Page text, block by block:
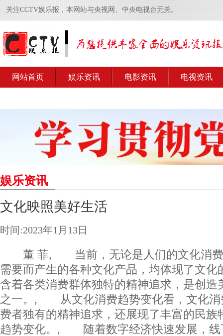
关注CCTV娱乐报，本网站与央视网、中央电视台无关。
网站首页 娱乐资讯 电影资讯 电视资讯
娱乐资讯
文化映照美好生活
时间:2023年1月13日
董 菲, 当前，无论是人们的文化消费
需要而产生的各种文化产品，均体现了文化
含着各类消费群体独特的精神追求，是创造
之一。, 从文化消费趋势变化看，文化消
费者独有的精神追求，还展现了丰富的民族
趋势变化。, 随着数字经济快速发展，线